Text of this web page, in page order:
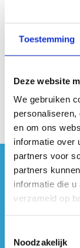
Toestemming
Deze website
We gebruiken
en om ons
informatie over
partners voor
partners
informatie die
verzameld op
Noodzakelijk
Jaarlijks
Aanbod